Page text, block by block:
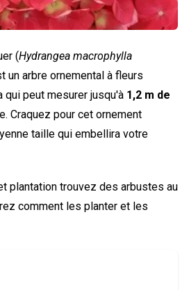
(Hydrangea macrophylla
un arbre ornemental à fleurs
qui peut mesurer jusqu'à 1,2 m de
Craquez pour cet ornement
taille qui embellira votre
plantation trouvez des arbustes au
comment les planter et les